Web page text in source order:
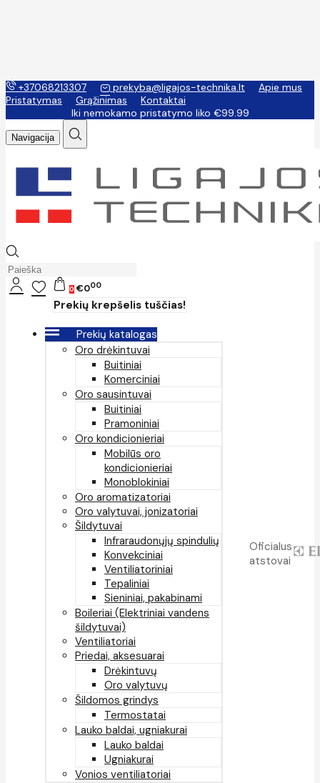
+37068213307 prekyba@ligajos-technika.lt
Apie mus
Pristatymas
Grąžinimas
Kontaktai
Iki nemokamo pristatymo liko €99.99
Navigacija
0 €000
Prekių krepšelis tuščias!
Prekių katalogas
Oro drėkintuvai
Buitiniai
Komerciniai
Oro sausintuvai
Buitiniai
Pramoniniai
Oro kondicionieriai
Mobilūs oro
kondicionieriai
Monoblokiniai
Oro aromatizatoriai
Oro valytuvai, jonizatoriai
Šildytuvai
Infraraudonųjų spindulių
Konvekciniai
Ventiliatoriniai
Tepaliniai
Sieniniai, pakabinami
Boileriai (Elektriniai vandens
šildytuvai)
Ventiliatoriai
Priedai, aksesuarai
Drėkintuvų
Oro valytuvų
Šildomos grindys
Termostatai
Lauko baldai, ugniakurai
Lauko baldai
Ugniakurai
Vonios ventiliatoriai
Oficialus
atstovai